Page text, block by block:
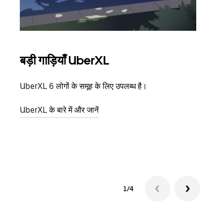
बड़ी गाड़ियाँ UberXL
UberXL 6 लोगों के समूह के लिए उपलब्ध है।
UberXL के बारे में और जानें
1/4